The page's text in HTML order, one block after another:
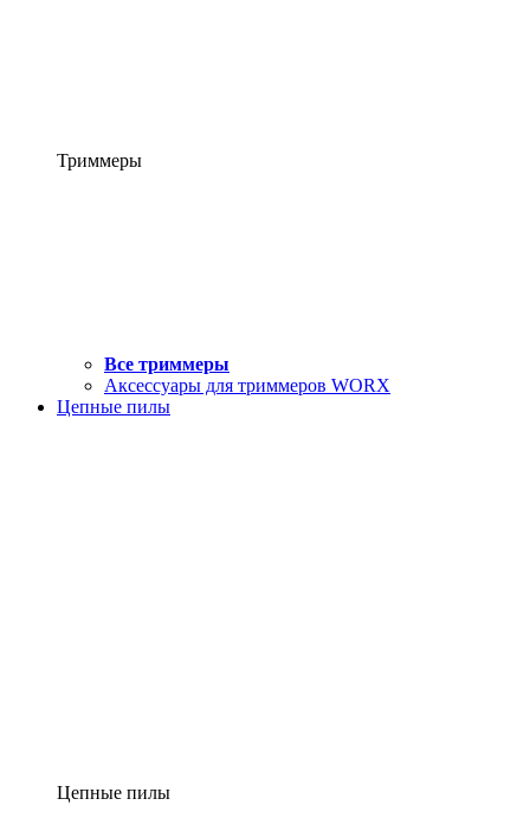
Триммеры
Все триммеры
Аксессуары для триммеров WORX
Цепные пилы
Цепные пилы